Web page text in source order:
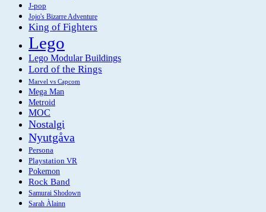
J-pop
Jojo's Bizarre Adventure
King of Fighters
Lego
Lego Modular Buildings
Lord of the Rings
Marvel vs Capcom
Mega Man
Metroid
MOC
Nostalgi
Nyutgåva
Persona
Playstation VR
Pokemon
Rock Band
Samurai Shodown
Sarah Àlainn